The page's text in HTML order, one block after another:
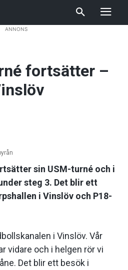
ANNONS
fortsätter –
sin USM-turné och i
steg 3. Det blir ett
i Vinslöv och P18-
i Vinslöv. Vår
vidare och i helgen rör vi
Det blir ett besök i